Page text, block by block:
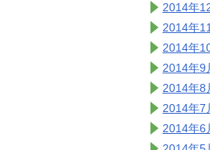
2014年
2014年
2014年
2014年9
2014年8
2014年7
2014年6